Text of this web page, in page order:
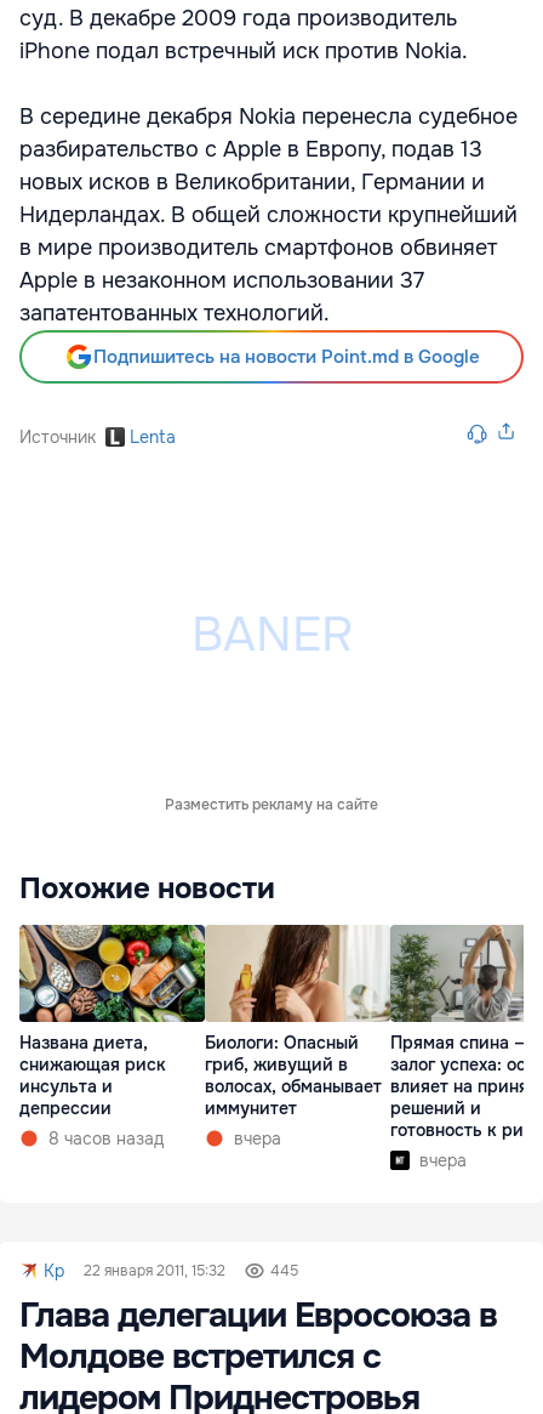
суд. В декабре 2009 года производитель
iPhone подал встречный иск против Nokia.
В середине декабря Nokia перенесла судебное
разбирательство с Apple в Европу, подав 13
новых исков в Великобритании, Германии и
Нидерландах. В общей сложности крупнейший
в мире производитель смартфонов обвиняет
Apple в незаконном использовании 37
запатентованных технологий.
Подпишитесь на новости Point.md в Google
Источник Lenta
Разместить рекламу на сайте
Похожие новости
Названа диета,
снижающая риск
инсульта и
депрессии
8 часов назад
Биологи: Опасный
гриб, живущий в
волосах, обманывает
иммунитет
вчера
Прямая спина —
залог успеха:
влияет на
решений и
готовность к
вчера
Kp 22 января 2011, 15:32 445
Глава делегации Евросоюза в
Молдове встретился с
лидером Приднестровья